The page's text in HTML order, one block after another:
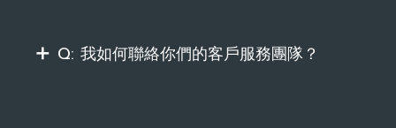
Q: 我如何聯絡你們的客戶服務團隊？